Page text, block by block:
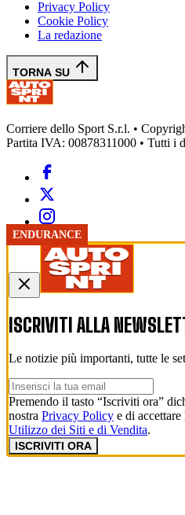
ENDURANCE
Privacy Policy
Cookie Policy
La redazione
TORNA SU
Corriere dello Sport S.r.l. •
Partita IVA: 00878311000 • Tutti i
ISCRIVITI ALLA
Le notizie più importanti, tutte le
Premendo il tasto “Iscriviti ora”
nostra Privacy Policy e di accettare
Utilizzo dei Siti e di Vendita.
ISCRIVITI ORA